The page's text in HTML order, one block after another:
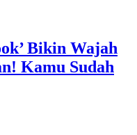
Bikin Wajah
Kamu Sudah